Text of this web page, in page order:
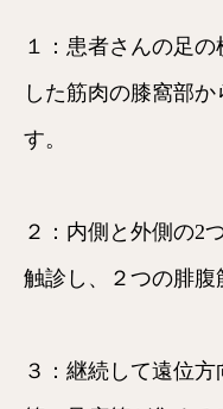
１：患者さんの足
した筋肉の膝窩部
す。
２：内側と外側の2
触診し、２つの腓腹
３：継続して遠位